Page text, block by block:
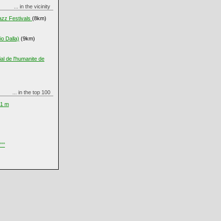
... in the vicinity
Festivals (8km)
Dalla) (9km)
de l'humanite de
... in the top 100
m